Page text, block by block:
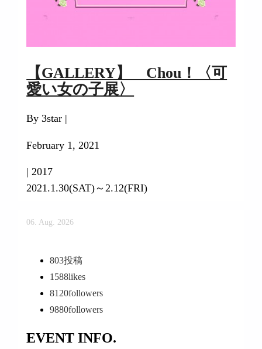
【GALLERY】 Chou！〈可
愛い女の子展〉
By 3star |
February 1, 2021
|2017
2021.1.30(SAT)～2.12(FRI)
06. Aug. 2026
803投稿
1588likes
8120followers
9880followers
EVENT INFO.